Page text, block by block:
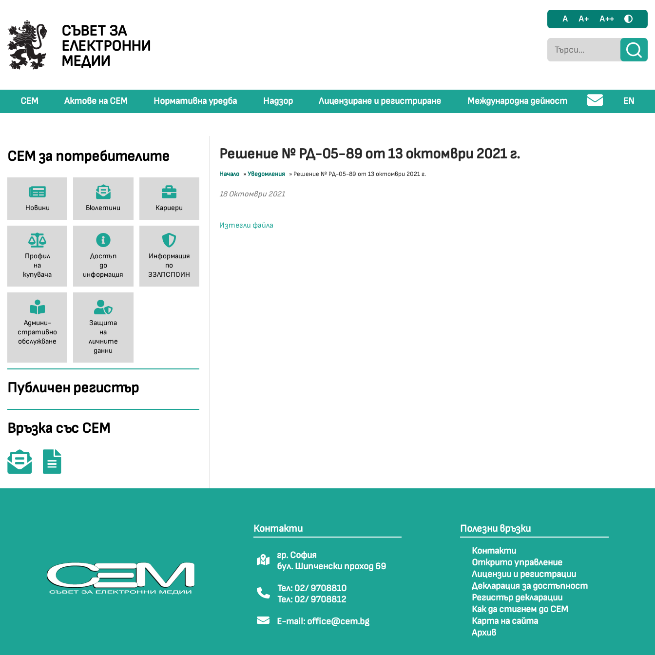
СЪВЕТ ЗА
ЕЛЕКТРОННИ
МЕДИИ
A A+ A++
СЕМ Актове на СЕМ Нормативна уредба Надзор Лицензиране и регистриране Международна дейност EN
СЕМ за потребителите
Новини Бюлетини Кариери
Профил
на
купувача
Достъп
до
информация
Информация
по
ЗЗЛПСПОИН
Админи-
стративно
обслужване
Защита
на
личните
данни
Публичен регистър
Връзка със СЕМ
Решение № РД-05-89 от 13 октомври 2021 г.
Начало »Уведомления » Решение № РД-05-89 от 13 октомври 2021 г.
18 Октомври 2021
Изтегли файла
Контакти
гр. София
бул. Шипченски проход 69
Тел: 02/ 9708810
Тел: 02/ 9708812
E-mail: office@cem.bg
Полезни връзки
Контакти
Открито управление
Лицензии и регистрации
Декларация за достъпност
Регистър декларации
Как да стигнем до СЕМ
Карта на сайта
Архив